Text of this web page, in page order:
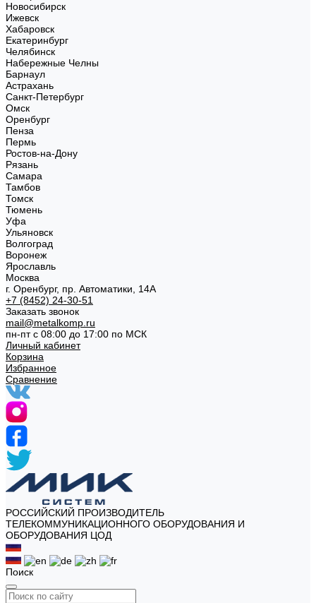
Новосибирск
Ижевск
Хабаровск
Екатеринбург
Челябинск
Набережные Челны
Барнаул
Астрахань
Санкт-Петербург
Омск
Оренбург
Пенза
Пермь
Ростов-на-Дону
Рязань
Самара
Тамбов
Томск
Тюмень
Уфа
Ульяновск
Волгоград
Воронеж
Ярославль
Москва
г. Оренбург, пр. Автоматики, 14А
+7 (8452) 24-30-51
Заказать звонок
mail@metalkomp.ru
пн-пт с 08:00 до 17:00 по МСК
Личный кабинет
Корзина
Избранное
Сравнение
РОССИЙСКИЙ ПРОИЗВОДИТЕЛЬ
ТЕЛЕКОММУНИКАЦИОННОГО ОБОРУДОВАНИЯ И
ОБОРУДОВАНИЯ ЦОД
Поиск